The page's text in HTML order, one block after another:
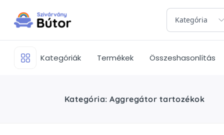
Kategória
Kategóriák Termékek Összeshasonlítás
Kategória: Aggregátor tartozékok